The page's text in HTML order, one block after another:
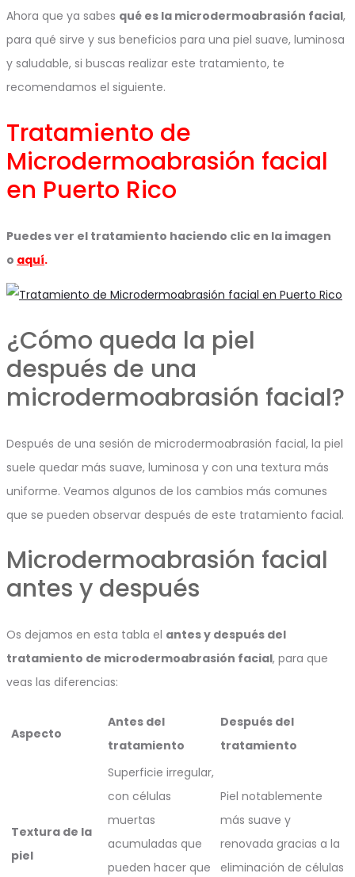
Ahora que ya sabes qué es la microdermoabrasión facial,
para qué sirve y sus beneficios para una piel suave, luminosa
y saludable, si buscas realizar este tratamiento, te
recomendamos el siguiente.
Tratamiento de
Microdermoabrasión facial
en Puerto Rico
Puedes ver el tratamiento haciendo clic en la imagen
o aquí.
¿Cómo queda la piel
después de una
microdermoabrasión facial?
Después de una sesión de microdermoabrasión facial, la piel
suele quedar más suave, luminosa y con una textura más
uniforme. Veamos algunos de los cambios más comunes
que se pueden observar después de este tratamiento facial.
Microdermoabrasión facial
antes y después
Os dejamos en esta tabla el antes y después del
tratamiento de microdermoabrasión facial, para que
veas las diferencias:
Aspecto
Antes del
tratamiento
Después del
tratamiento
Textura de la
piel
Superficie irregular,
con células
muertas
acumuladas que
pueden hacer que
Piel notablemente
más suave y
renovada gracias a la
eliminación de células